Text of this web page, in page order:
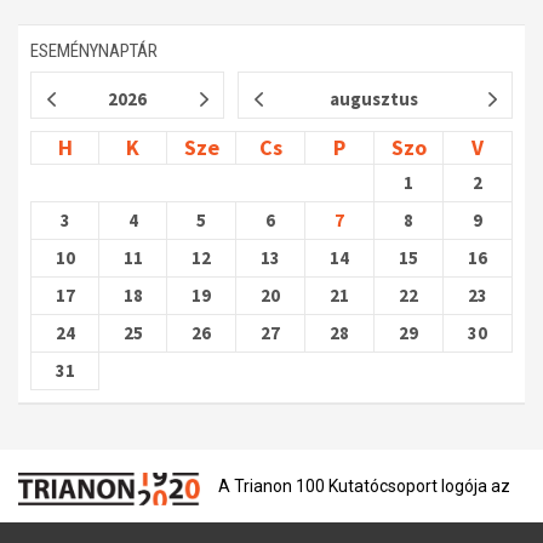
ESEMÉNYNAPTÁR
2026 augusztus
H K Sze Cs P Szo V
1
2
3
4 5 6 7 8
9
10
11 12 13 14 15
16
17
18 19 20 21 22
23
24
25 26 27 28 29
30
31
A Trianon 100 Kutatócsoport logója az